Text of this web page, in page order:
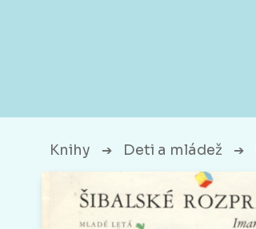
Knihy ➔ Deti a mládež ➔